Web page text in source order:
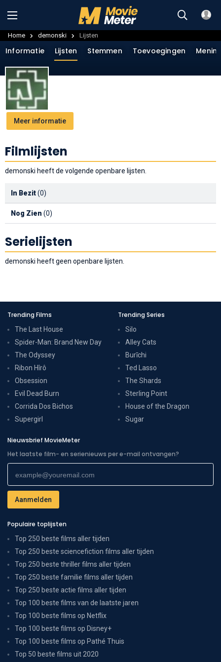
Home demonski Lijsten
Meer informatie
Informatie Lijsten Stemmen Toevoegingen
Filmlijsten
demonski heeft de volgende openbare lijsten.
In Bezit(0)
Nog Zien (0)
Serielijsten
demonski heeft geen openbare lijsten.
Trending Films
The Last House
Spider-Man: Brand New Day
The Odyssey
Ribon Hîrô
Obsession
Evil Dead Burn
Corrida Dos Bichos
Supergirl
Trending Series
Silo
Alley Cats
Burīchi
Ted Lasso
The Shards
Sterling Point
House of the Dragon
Sugar
Nieuwsbrief MovieMeter
Het laatste film- en serienieuws per e-mail ontvangen?
Populaire toplijsten
Top 250 beste films aller tijden
Top 250 beste sciencefiction films aller tijden
Top 250 beste thriller films aller tijden
Top 250 beste familie films aller tijden
Top 250 beste actie films aller tijden
Top 100 beste films van de laatste jaren
Top 100 beste films op Netflix
Top 100 beste films op Disney+
Top 100 beste films op Pathé Thuis
Top 50 beste films uit 2020